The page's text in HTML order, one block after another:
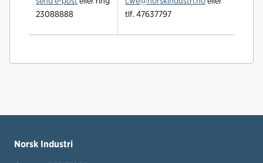
23088888
tlf. 47637797
Norsk Industri